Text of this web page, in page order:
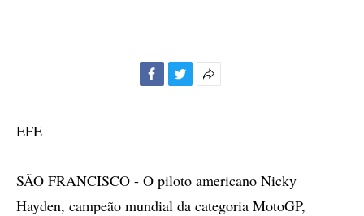
EFE
SÃO FRANCISCO - O piloto americano Nicky
Hayden, campeão mundial da categoria MotoGP,